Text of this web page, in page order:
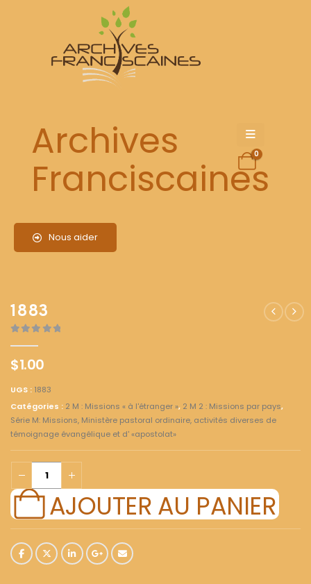
Archives
Franciscaines
Nous aider
0
1883
$1.00
UGS : 1883
Catégories : 2 M : Missions « à l'étranger », 2 M 2 : Missions par pays,
Série M: Missions, Ministère pastoral ordinaire, activités diverses de
témoignage évangélique et d' «apostolat»
AJOUTER AU PANIER